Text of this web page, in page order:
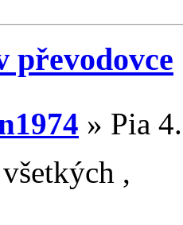
převodovce
» Pia
,